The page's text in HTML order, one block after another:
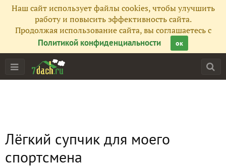
Наш сайт использует файлы cookies, чтобы улучшить
работу и повысить эффективность сайта.
Продолжая использование сайта, вы соглашаетесь с
Политикой конфиденциальности
ок
Лёгкий супчик для моего
спортсмена